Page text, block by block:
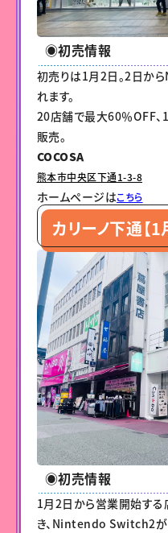
◉初売情報
初売りは1月2日。2日か
れます。
20店舗で最大60％OFF、
販売。
COCOSA
熊本市中央区下通1-3-8
ホームページはこちら
カリーノ下通【1
◉初売情報
1月2日から営業開始する
き、Nintendo Switch2が